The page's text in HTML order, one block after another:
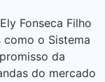
Fonseca Filho
o Sistema
da
do mercado